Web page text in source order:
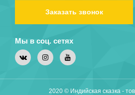
Заказать звонок
Мы в соц. сетях
2020 © Индийская сказка -